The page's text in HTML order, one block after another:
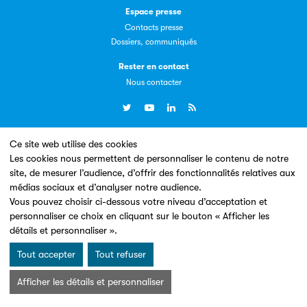
Ce site web utilise des cookies
Les cookies nous permettent de personnaliser le contenu de notre
site, de mesurer l’audience, d’offrir des fonctionnalités relatives aux
médias sociaux et d’analyser notre audience.
Vous pouvez choisir ci-dessous votre niveau d’acceptation et
personnaliser ce choix en cliquant sur le bouton « Afficher les
détails et personnaliser ».
Tout accepter Tout refuser
Afficher les détails et personnaliser
Espace presse
Contacts presse
Dossiers, communiqués
Rester en contact
Nous contacter
Un site conçu en partenariat avec le
Mentions légales & Conditions d’utilisation
Charte Cookies
© Les Éditeurs d’Éducation - SNE 2026
La plateforme LivrEmploi regroupe toutes les offres
Clic.EDIt
Clic.EDIt, pour faciliter les échanges informatisés entre
tous les acteurs de la filière de la fabrication de livres.